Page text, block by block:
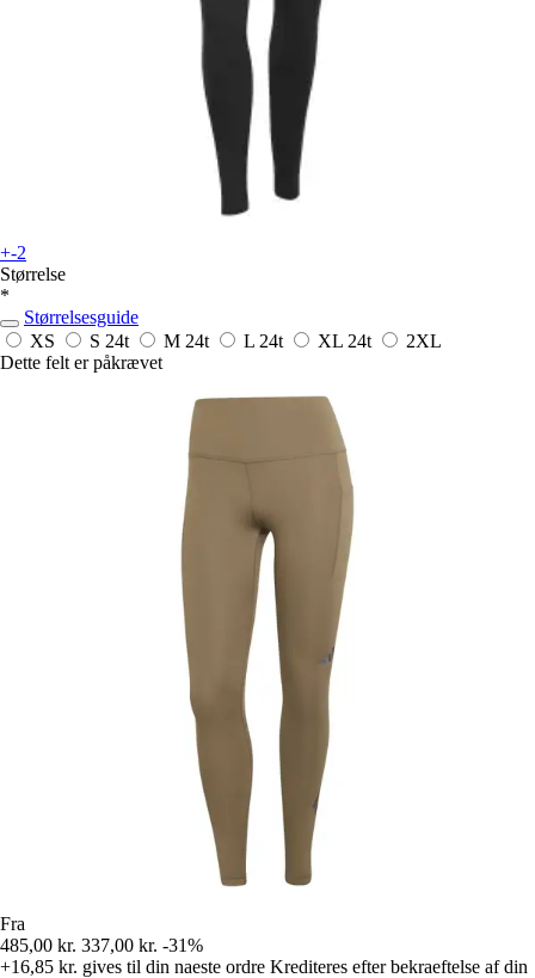
+-2
Størrelse
*
Størrelsesguide
XS
S 24t M 24t L 24t XL 24t
2XL
Dette felt er påkrævet
Fra
485,00 kr. 337,00 kr. -31%
+16,85 kr. gives til din naeste ordre Krediteres efter bekraeftelse af din